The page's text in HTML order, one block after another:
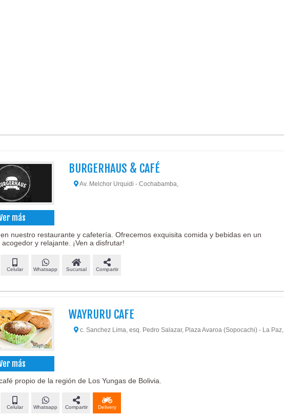
más
BURGERHAUS & CAFÉ
Av. Melchor Urquidi - Cochabamba,
nuestro restaurante y cafetería. Ofrecemos exquisita comida y bebidas en un
y relajante. ¡Ven a disfrutar!
Celular Whatsapp Sucursal Compartir
más
WAYRURU CAFE
c. Sanchez Lima, esq. Pedro Salazar, Plaza Avaroa (Sopocachi) - La Paz,
propio de la región de Los Yungas de Bolivia.
Celular Whatsapp Compartir Delivery